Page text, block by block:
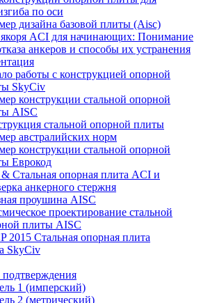
по оси
дизайна базовой плиты (Aisc)
ACI для начинающих: Понимание
анкеров и способы их устранения
работы с конструкцией опорной
SkyCiv
конструкции стальной опорной
AISC
стальной опорной плиты
австралийских норм
конструкции стальной опорной
Еврокод
Стальная опорная плита ACI и
анкерного стержня
проушина AISC
проектирование стальной
плиты AISC
2015 Стальная опорная плита
SkyCiv
1 (имперский)
2 (метрический)